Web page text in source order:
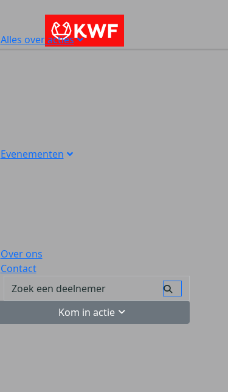
Alles over acties
Evenementen
Over ons
Contact
Kom in actie